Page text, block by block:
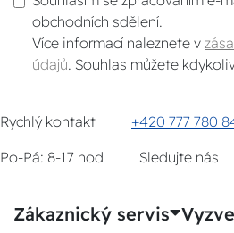
obchodních sdělení.
Více informací naleznete v
údajů . Souhlas můžete
Rychlý kontakt +420 777 780
Po-Pá: 8-17 hod
Sledujte nás
Zákaznický servis